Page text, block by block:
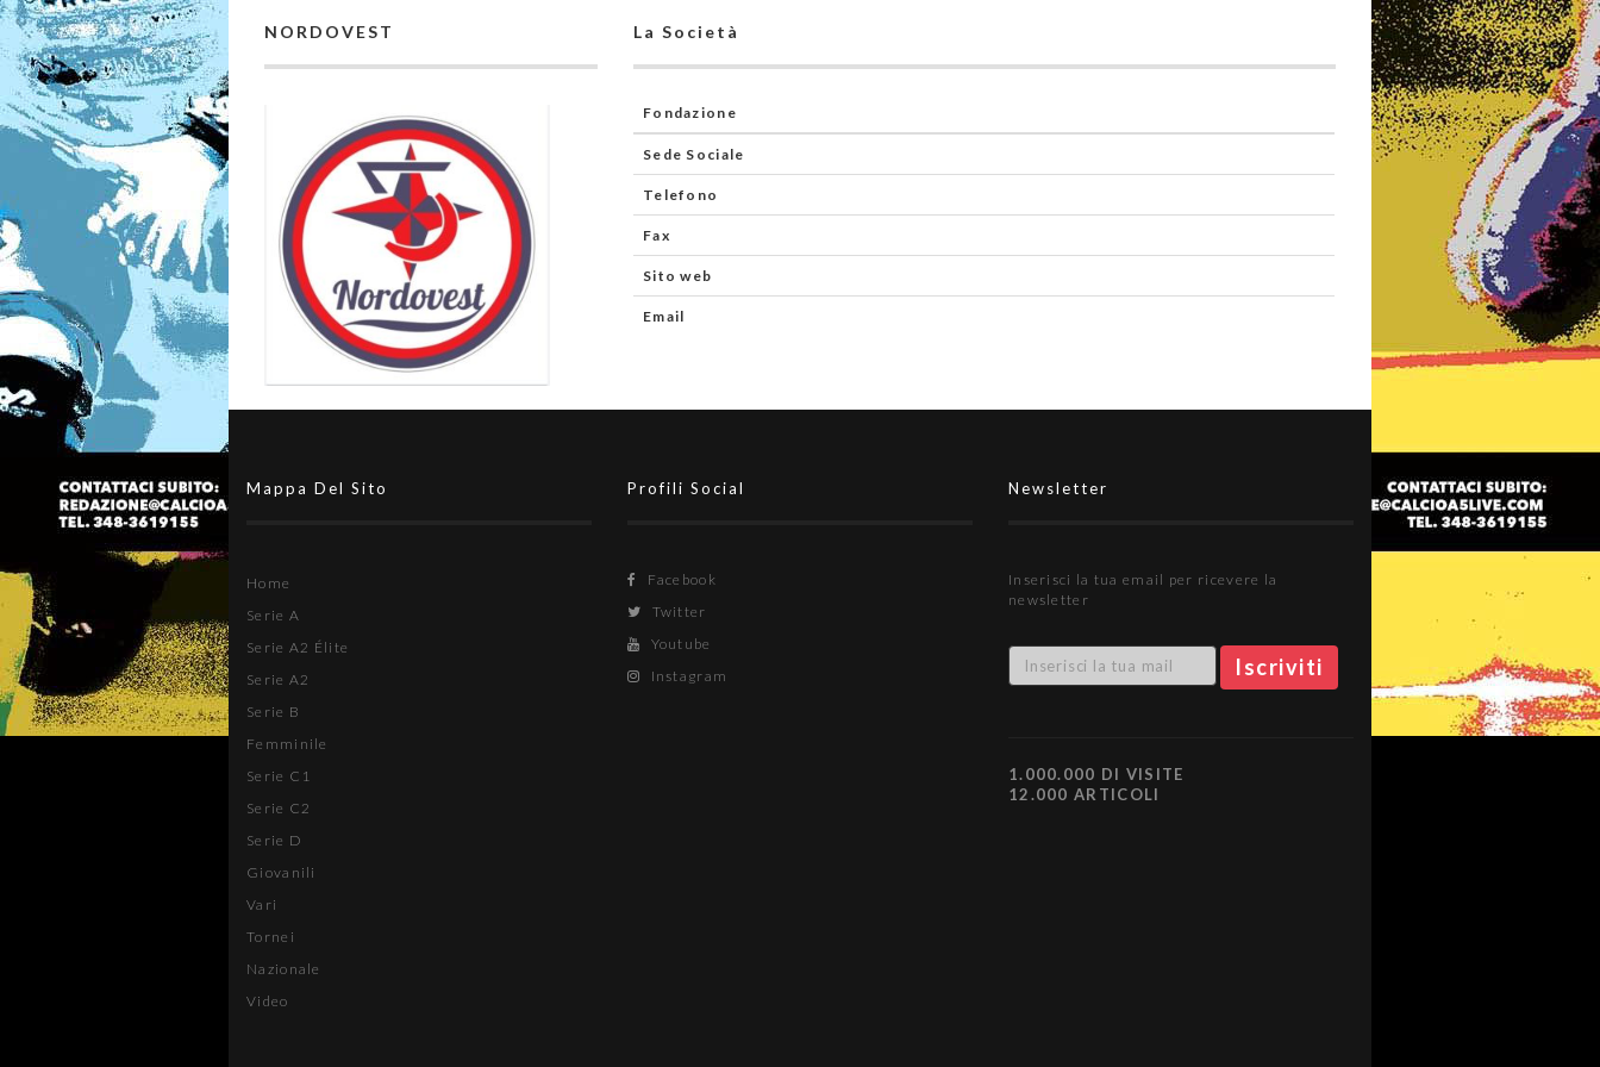
NORDOVEST La Società
Fondazione
Sede Sociale
Telefono
Fax
Sito web
Email
Mappa Del Sito
Home
Serie A
Serie A2 Élite
Serie A2
Serie B
Femminile
Serie C1
Serie C2
Serie D
Giovanili
Vari
Tornei
Nazionale
Video
Profili Social
Facebook
Twitter
Youtube
Instagram
Newsletter
Inserisci la tua email per ricevere la
newsletter
1.000.000 DI VISITE
12.000 ARTICOLI